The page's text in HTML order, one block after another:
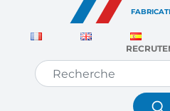
Panneau de gestion des cookies